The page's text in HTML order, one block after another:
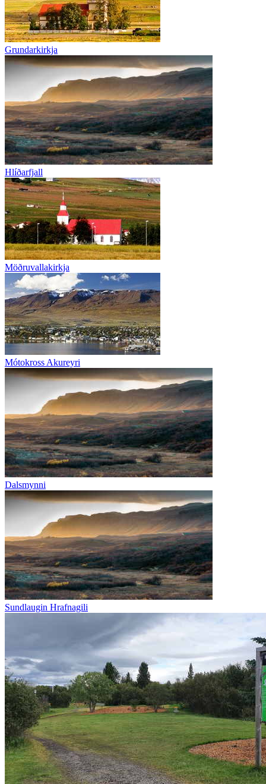
Grundarkirkja
Hlíðarfjall
Möðruvallakirkja
Mótokross Akureyri
Dalsmynni
Sundlaugin Hrafnagili